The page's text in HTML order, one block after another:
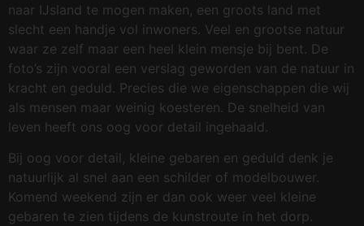
naar IJsland te mogen maken, een groots land met
slecht een handje vol inwoners. Veel en grootse natuur
waar ze zelf maar een heel klein mensje bij bent. De
foto’s zijn vooral een verslag geworden van de natuur in
kracht en geduld. Precies die we eigenschappen die wij
als mensen maar weinig koesteren. De snelheid van
leven heeft ons oog voor detail ingehaald.
Bij oog voor detail, kleine gebaren en geduld denk je
natuurlijk al snel aan een schilder of modelbouwer.
Komend weekend zijn er dan ook weer veel kleine
gebaren te zien tijdens de kunstroute in het dorp.